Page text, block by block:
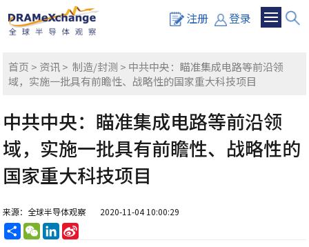
注册 登录
首页 > 资讯>制造/封测 > 中共中央：瞄准集成电路等前沿领
域，实施一批具有前瞻性、战略性的国家重大科技项目
中共中央：瞄准集成电路等前沿领
域，实施一批具有前瞻性、战略性的
国家重大科技项目
来源：全球半导体观察 2020-11-04 10:00:29
分
享
WeChatLinkedIn